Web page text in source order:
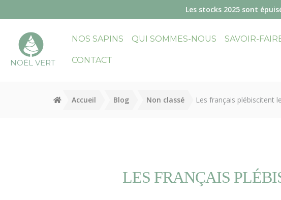
Les stocks 2025 sont
NOËL VERT
NOS SAPINS QUI SOMMES-NOUS SAVOIR-
CONTACT
Accueil Blog Non classé Les français plébiscitent
LES FRANÇAIS